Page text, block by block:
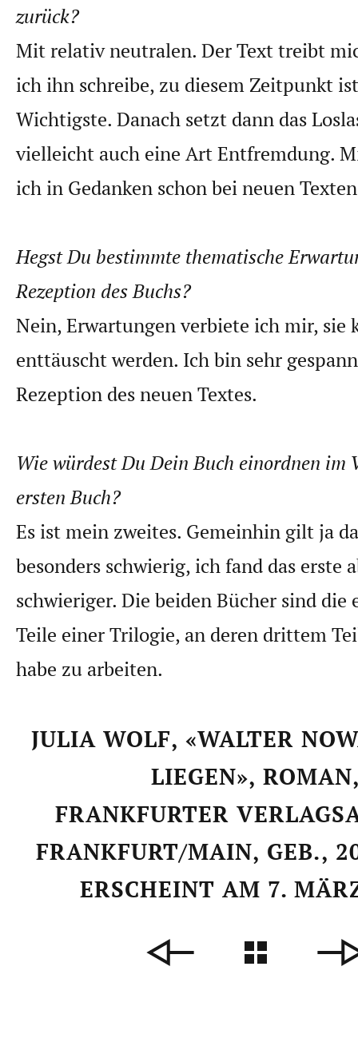
zurück?
Mit relativ neutralen. Der Text treibt
ich ihn schreibe, zu diesem Zeitpunkt
Wichtigste. Danach setzt dann das
vielleicht auch eine Art Entfremdung.
ich in Gedanken schon bei neuen
Hegst Du bestimmte thematische
Rezeption des Buchs?
Nein, Erwartungen verbiete ich mir, sie
enttäuscht werden. Ich bin sehr
Rezeption des neuen Textes.
Wie würdest Du Dein Buch einordnen im
ersten Buch?
Es ist mein zweites. Gemeinhin gilt ja
besonders schwierig, ich fand das erste
schwieriger. Die beiden Bücher sind die
Teile einer Trilogie, an deren drittem
habe zu arbeiten.
JULIA WOLF, «WALTER
LIEGEN»,
FRANKFURTER
FRANKFURT/MAIN, GEB.,
ERSCHEINT AM 7.